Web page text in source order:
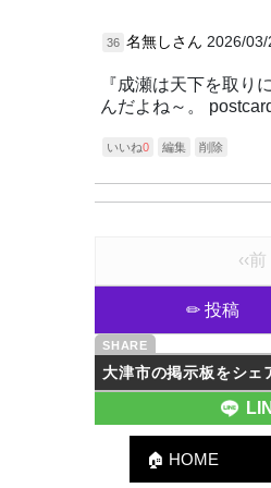
36 名無しさん 2026/03/
『成瀬は天下を取り
んだよね～。
いいね0 編集 削除
‹‹前
✏ 投稿
大津市の掲示板をシェ
🏠 HOME